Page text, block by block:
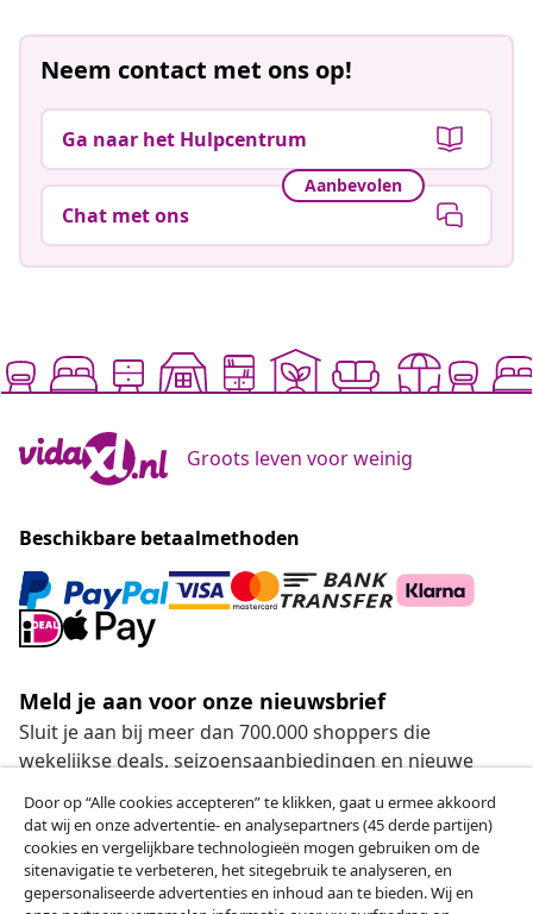
Neem contact met ons op!
Ga naar het Hulpcentrum
Aanbevolen
Chat met ons
Groots leven voor weinig
Beschikbare betaalmethoden
Meld je aan voor onze nieuwsbrief
Sluit je aan bij meer dan 700.000 shoppers die
wekelijkse deals, seizoensaanbiedingen en nieuwe
Onze sociale media
Door op “Alle cookies accepteren” te klikken, gaat u ermee akkoord
dat wij en onze advertentie- en analysepartners (45 derde partijen)
cookies en vergelijkbare technologieën mogen gebruiken om de
sitenavigatie te verbeteren, het sitegebruik te analyseren, en
gepersonaliseerde advertenties en inhoud aan te bieden. Wij en